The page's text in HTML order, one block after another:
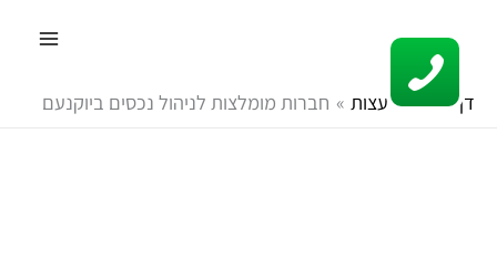
לתוכן
דף הבית עצות חברות מומלצות לניהול נכסים ביוקנעם